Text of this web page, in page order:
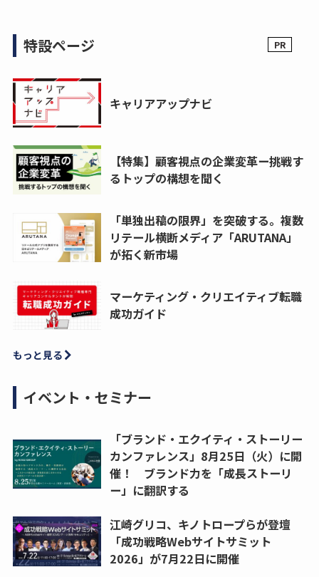
特設ページ
キャリアアップナビ
【特集】顧客視点の企業変革ー挑戦す
るトップの構想を聞く
「単独出稿の限界」を突破する。複数
リテール横断メディア「ARUTANA」
が拓く新市場
マーケティング・クリエイティブ転職
成功ガイド
もっと見る
イベント・セミナー
「ブランド・エクイティ・ストーリー
カンファレンス」8月25日（火）に開
催！ ブランド力を「成長ストーリ
ー」に翻訳する
江崎グリコ、キノトロープらが登壇
「成功戦略Webサイトサミット
2026」が7月22日に開催